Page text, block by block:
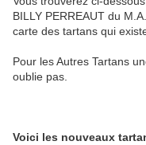
BILLY PERREAUT du
carte des tartans qui
Pour les Autres Tartans
oublie pas.
Voici les nouveaux